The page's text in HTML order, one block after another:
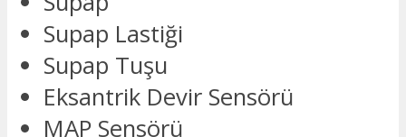
Supap Lastiği
Supap Tuşu
Eksantrik Devir Sensörü
MAP Sensörü